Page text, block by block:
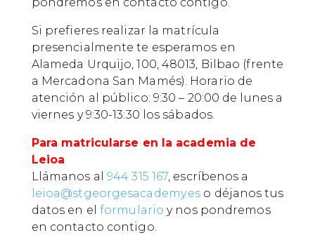
Si prefieres realizar la matrícula
presencialmente te esperamos en
Alameda Urquijo, 100, 48013, Bilbao (frente
a Mercadona San Mamés). Horario de
atención al público: 9:30 – 20:00 de lunes a
viernes y 9:30-13:30 los sábados.
Para matricularse en la academia de
Leioa
Llámanos al 944 315 167, escríbenos a
leioa@stgeorgesacademy.es o déjanos tus
datos en el formulario y nos pondremos
en contacto contigo.